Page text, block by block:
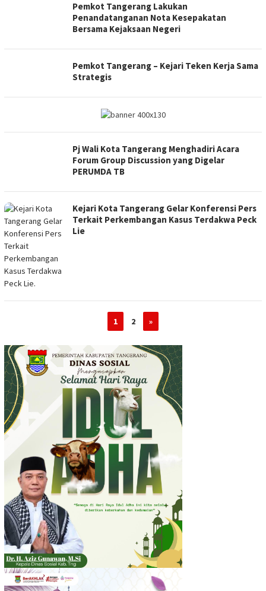
Pemkot Tangerang Lakukan
Penandatanganan Nota Kesepakatan
Bersama Kejaksaan Negeri
Pemkot Tangerang – Kejari Teken Kerja Sama
Strategis
Pj Wali Kota Tangerang Menghadiri Acara
Forum Group Discussion yang Digelar
PERUMDA TB
Kejari Kota Tangerang Gelar Konferensi Pers
Terkait Perkembangan Kasus Terdakwa Peck
Lie
1 2 »